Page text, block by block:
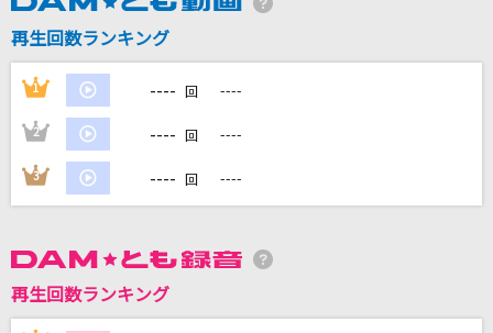
ちぎれた翼
20th Century
もっと見る
カラオケ最新情報をチェック！
DAMに会員登録・ログインして
カラオケをもっと楽しもう！
再生回数ランキング
1 ---- 回 ----
2 ---- 回 ----
3 ---- 回 ----
再生回数ランキング